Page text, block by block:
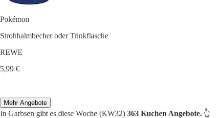
Pokémon
Strohhalmbecher oder Trinkflasche
REWE
5,99 €
Mehr Angebote
In Garbsen gibt es diese Woche (KW32) 363 Kuchen Angebote. 👆